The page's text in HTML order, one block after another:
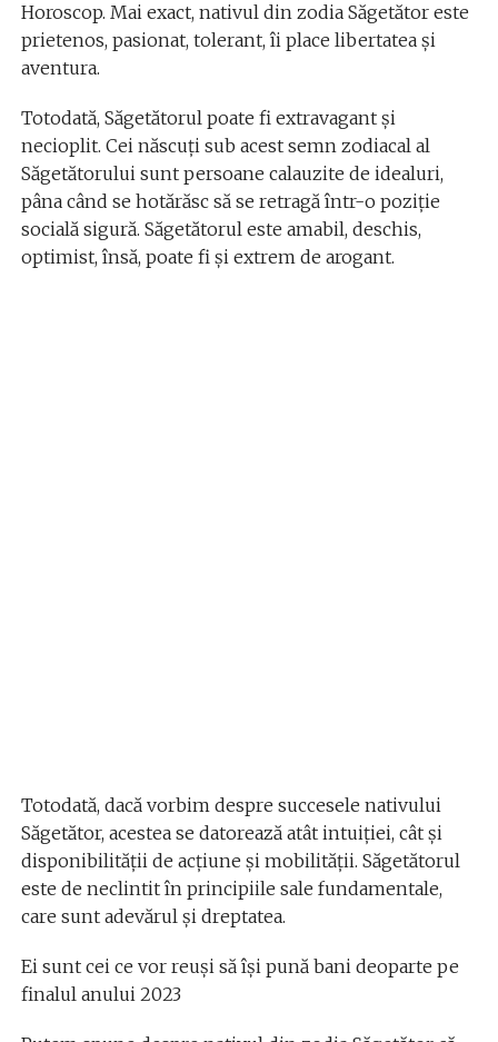
Horoscop. Mai exact, nativul din zodia Săgetător este
prietenos, pasionat, tolerant, îi place libertatea și
aventura.
Totodată, Săgetătorul poate fi extravagant și
necioplit. Cei născuți sub acest semn zodiacal al
Săgetătorului sunt persoane calauzite de idealuri,
pâna când se hotărăsc să se retragă într-o poziție
socială sigură. Săgetătorul este amabil, deschis,
optimist, însă, poate fi și extrem de arogant.
Totodată, dacă vorbim despre succesele nativului
Săgetător, acestea se datorează atât intuiției, cât și
disponibilității de acțiune și mobilității. Săgetătorul
este de neclintit în principiile sale fundamentale,
care sunt adevărul și dreptatea.
Ei sunt cei ce vor reuși să își pună bani deoparte pe
finalul anului 2023